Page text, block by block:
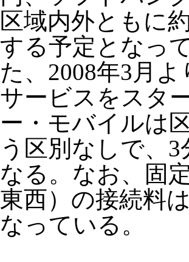
区域内外ともに
する予定となっ
た、2008年3月
サービスをスタ
ー・モバイルは
う区別なしで、3
なる。なお、固
東西）の接続料
なっている。